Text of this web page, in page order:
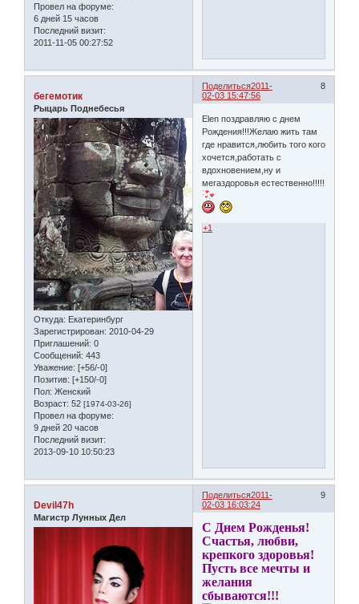
Провел на форуме:
6 дней 15 часов
Последний визит:
2011-11-05 00:27:52
Поделиться 8
2011-
02-03 15:47:56
бегемотик
Рыцарь Поднебесья
Откуда: Екатеринбург
Зарегистрирован: 2010-04-29
Приглашений: 0
Сообщений: 443
Уважение: [+56/-0]
Позитив: [+150/-0]
Пол: Женский
Возраст: 52 [1974-03-26]
Провел на форуме:
9 дней 20 часов
Последний визит:
2013-09-10 10:50:23
Elen поздравляю с днем
Рождения!!!Желаю жить там
где нравится,любить того кого
хочется,работать с
вдохновением,ну и
мегаздоровья естественно!!!!!
+1
Поделиться 9
2011-
02-03 16:03:24
Devil47h
Магистр Лунных Дел
С Днем Рожденья!
Счастья, любви,
крепкого здоровья!
Пусть все мечты и
желания
сбываются!!!